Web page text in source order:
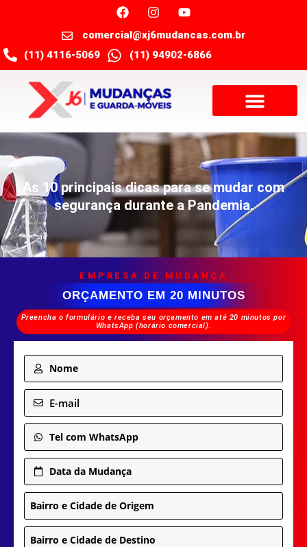
comercial@xj6mudancas.com.br
(11) 4116-5069
(11) 94902-6866
As 10 principais dicas para se mudar com
segurança durante a Pandemia.
EMPRESA DE MUDANÇA
ORÇAMENTO EM 20 MINUTOS
Preencha o formulário e receba seu orçamento em até 20 minutos por
WhatsApp (horário comercial).
Nome
E-mail
Tel com WhatsApp
Data da Mudança
Bairro e Cidade de Origem
Bairro e Cidade de Destino